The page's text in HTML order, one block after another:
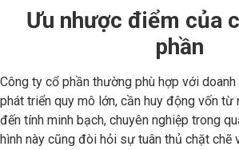
Ưu nhược điểm của
phần
Công ty cổ phần thường phù hợp với
phát triển quy mô lớn, cần huy động vốn từ
đến tính minh bạch, chuyên nghiệp trong
hình này cũng đòi hỏi sự tuân thủ chặt chẽ